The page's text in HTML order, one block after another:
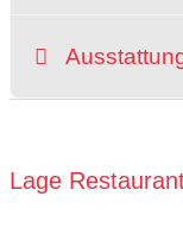
Lage